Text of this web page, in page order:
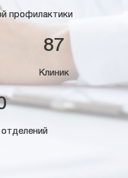
профилактики
87
Клиник